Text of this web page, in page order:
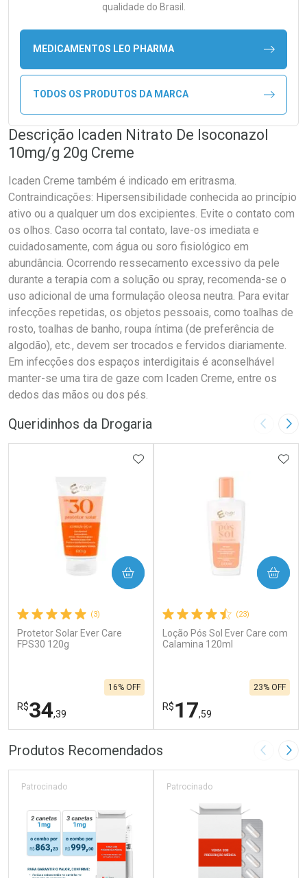
qualidade do Brasil.
MEDICAMENTOS LEO PHARMA
TODOS OS PRODUTOS DA MARCA
Descrição Icaden Nitrato De Isoconazol
10mg/g 20g Creme
Icaden Creme também é indicado em eritrasma.
Contraindicações: Hipersensibilidade conhecida ao princípio
ativo ou a qualquer um dos excipientes. Evite o contato com
os olhos. Caso ocorra tal contato, lave-os imediata e
cuidadosamente, com água ou soro fisiológico em
abundância. Ocorrendo ressecamento excessivo da pele
durante a terapia com a solução ou spray, recomenda-se o
uso adicional de uma formulação oleosa neutra. Para evitar
infecções repetidas, os objetos pessoais, como toalhas de
rosto, toalhas de banho, roupa íntima (de preferência de
algodão), etc., devem ser trocados e fervidos diariamente.
Em infecções dos espaços interdigitais é aconselhável
manter-se uma tira de gaze com Icaden Creme, entre os
dedos das mãos ou dos pés.
Queridinhos da Drogaria Imagem
(3)
Protetor Solar Ever Care
FPS30 120g
R$34,39
16% OFF
ADICIONAR AOS FAVORITOS
COMPRAR
FECHAR
Laboratório
FECHAR
Por Menos
(23)
Loção Pós Sol Ever Care com
Calamina 120ml
R$17,59
23% OFF
COMPRAR
Laboratório
Por Menos
Produtos Recomendados Imagem
Patrocinado Patrocinado